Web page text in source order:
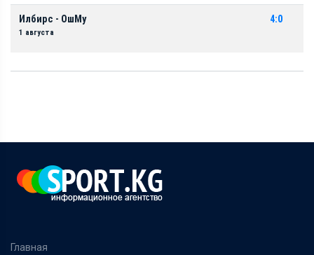
Илбирс - ОшМу
1 августа
4:0
Главная